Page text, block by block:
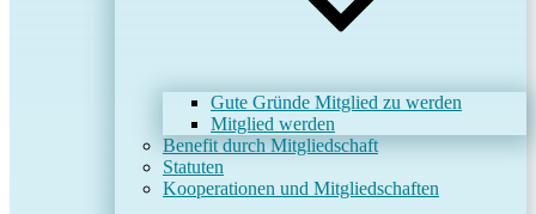
Gute Gründe Mitglied zu werden
Mitglied werden
Benefit durch Mitgliedschaft
Statuten
Kooperationen und Mitgliedschaften